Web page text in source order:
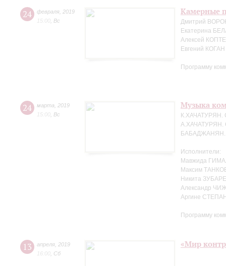
24 февраля 2019
15:00 Вс
Камерные
Дмитрий
Екатерина
Алексей
Евгений
Программу
24 марта
2019
15:00 Вс
Музыка
К.ХАЧАТУРЯН.
А.ХАЧАТУРЯН.
БАБАДЖАНЯН.
Исполнители:
Мавжида
Максим
Никита
Александр
Аргине
Программу
13 апреля 2019
16:00 Сб
«Мир